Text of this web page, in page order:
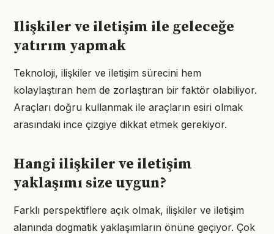
Ilişkiler ve iletişim ile geleceğe
yatırım yapmak
Teknoloji, ilişkiler ve iletişim sürecini hem
kolaylaştıran hem de zorlaştıran bir faktör olabiliyor.
Araçları doğru kullanmak ile araçların esiri olmak
arasındaki ince çizgiye dikkat etmek gerekiyor.
Hangi ilişkiler ve iletişim
yaklaşımı size uygun?
Farklı perspektiflere açık olmak, ilişkiler ve iletişim
alanında dogmatik yaklaşımların önüne geçiyor. Çok